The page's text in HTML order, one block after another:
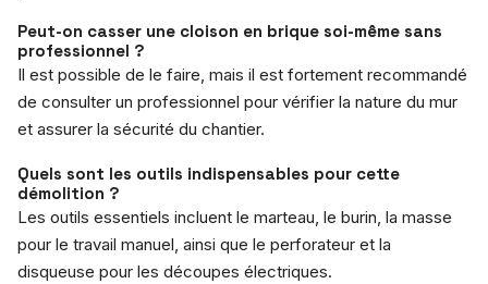
Peut-on casser une cloison en brique soi-même sans
professionnel ?
Il est possible de le faire, mais il est fortement recommandé
de consulter un professionnel pour vérifier la nature du mur
et assurer la sécurité du chantier.
Quels sont les outils indispensables pour cette
démolition ?
Les outils essentiels incluent le marteau, le burin, la masse
pour le travail manuel, ainsi que le perforateur et la
disqueuse pour les découpes électriques.